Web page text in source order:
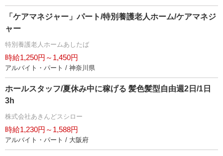
「ケアマネジャー」パート/特別養護老人ホーム/ケアマネジ
ャー
特別養護老人ホームあしたば
時給1,250円～1,450円
アルバイト・パート / 神奈川県
ホールスタッフ/夏休み中に稼げる 髪色髪型自由週2日/1日
3h
株式会社あきんどスシロー
時給1,230円～1,588円
アルバイト・パート / 大阪府